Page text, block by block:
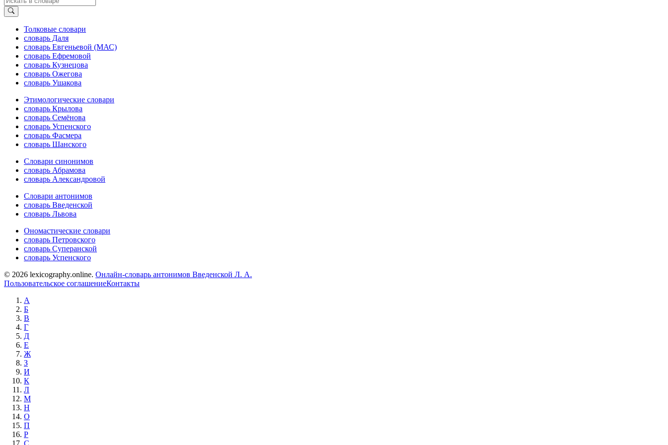
Толковые словари
словарь Даля
словарь Евгеньевой (МАС)
словарь Ефремовой
словарь Кузнецова
словарь Ожегова
словарь Ушакова
Этимологические словари
словарь Крылова
словарь Семёнова
словарь Успенского
словарь Фасмера
словарь Шанского
Словари синонимов
словарь Абрамова
словарь Александровой
Словари антонимов
словарь Введенской
словарь Львова
Ономастические словари
словарь Петровского
словарь Суперанской
словарь Успенского
© 2026 lexicography.online. Онлайн-словарь антонимов Введенской Л. А.
Пользовательское соглашениеКонтакты
А
Б
В
Г
Д
Е
Ж
З
И
К
Л
М
Н
О
П
Р